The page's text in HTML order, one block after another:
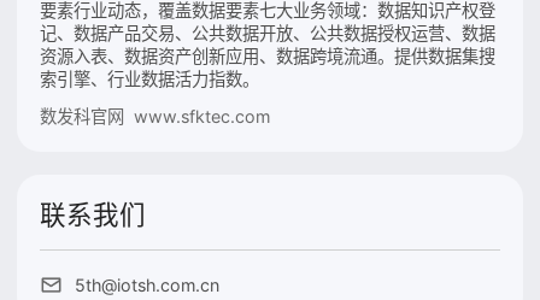
要素行业动态，覆盖数据要素七大业务领域：数据知识产权登
记、数据产品交易、公共数据开放、公共数据授权运营、数据
资源入表、数据资产创新应用、数据跨境流通。提供数据集搜
索引擎、行业数据活力指数。
数发科官网 www.sfktec.com
联系我们
5th@iotsh.com.cn